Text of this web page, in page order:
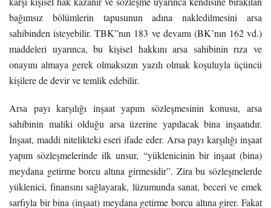
bağımsız bölümlerin tapusunun adına nakledilmesini arsa
sahibinden isteyebilir. TBK”nın 183 ve devamı (BK’nın 162 vd.)
maddeleri uyarınca, bu kişisel hakkını arsa sahibinin rıza ve
onayını almaya gerek olmaksızın yazılı olmak koşuluyla üçüncü
kişilere de devir ve temlik edebilir.
Arsa payı karşılığı inşaat yapım sözleşmesinin konusu, arsa
sahibinin maliki olduğu arsa üzerine yapılacak bina inşaatıdır.
İnşaat, maddi nitelikteki eseri ifade eder. Arsa payı karşılığı inşaat
yapım sözleşmelerinde ilk unsur, “yüklenicinin bir inşaat (bina)
meydana getirme borcu altına girmesidir”. Zira bu sözleşmelerde
yüklenici, finansını sağlayarak, lüzumunda sanat, beceri ve emek
sarfıyla bir bina (inşaat) meydana getirme borcu altına girer. Fakat